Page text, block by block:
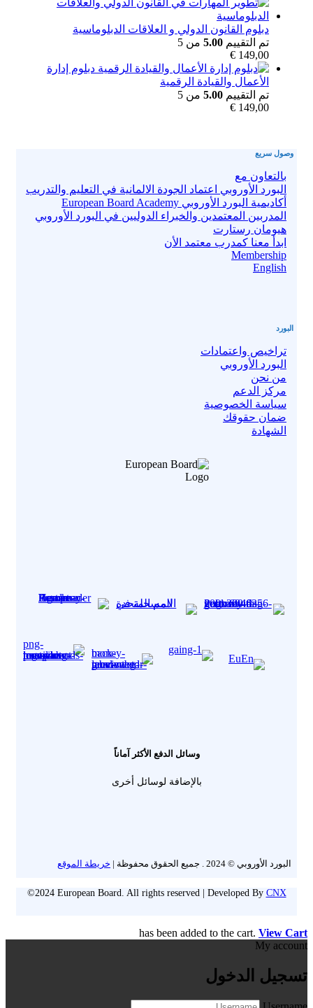
دبلوم القانون الدولي و العلاقات الدبلوماسية
تم التقييم 5.00 من 5
€ 149,00
دبلوم إدارة
الأعمال والقيادة الرقمية
تم التقييم 5.00 من 5
€ 149,00
وصول سريع
بالتعاون مع
البورد الأوروبي اعتماد الجودة الالمانية في التعليم والتدريب
أكاديمية البورد الأوروبي European Board Academy
المدربين المعتمدين والخبراء الدوليين في البورد الأوروبي
هيومان رستارت
ابدأ معنا كمدرب معتمد الأن
Membership
English
البورد
تراخيص واعتمادات
البورد الأوروبي
من نحن
مركز الدعم
سياسة الخصوصية
ضمان حقوقك
الشهادة
وسائل الدفع الأكثر آماناً
بالإضافة لوسائل أخرى
البورد الأوروبي © 2024 . جميع الحقوق محفوظة | خريطة الموقع
©2024 European Board. All rights reserved | Developed By CNX
has been added to the cart. View Cart
My account
تسجيل الدخول